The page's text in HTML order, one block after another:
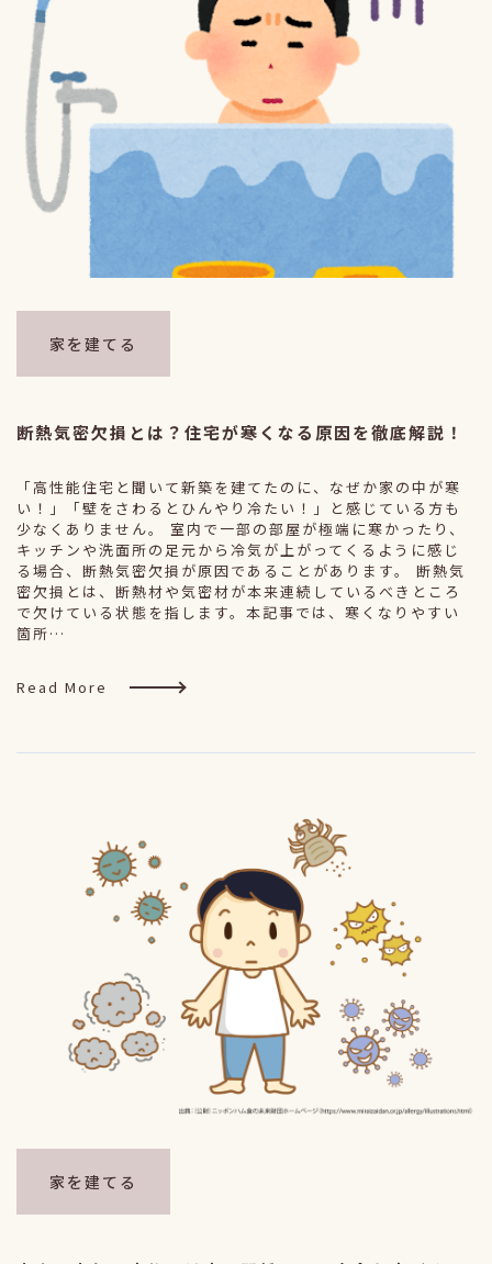
家を建てる
断熱気密欠損とは？住宅が寒くなる原因を徹底解説！
「高性能住宅と聞いて新築を建てたのに、なぜか家の中が寒
い！」「壁をさわるとひんやり冷たい！」と感じている方も
少なくありません。 室内で一部の部屋が極端に寒かったり、
キッチンや洗面所の足元から冷気が上がってくるように感じ
る場合、断熱気密欠損が原因であることがあります。 断熱気
密欠損とは、断熱材や気密材が本来連続しているべきところ
で欠けている状態を指します。本記事では、寒くなりやすい
箇所…
Read More
家を建てる